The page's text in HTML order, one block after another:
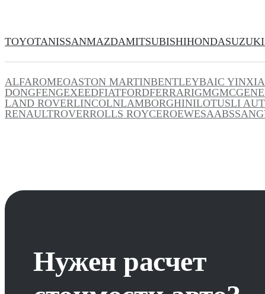
TOYOTANISSANMAZDAMITSUBISHIHONDASUZUKI
ALFAROMEOASTON MARTINBENTLEYBAIC
DONGFENGEXEEDFIATFORDFERRARIGMGMC
LAND ROVERLINCOLNLAMBORGHINILOTUSLI
RENAULTROVERROLLS ROYCEROEWESAAB
Нужен расчет